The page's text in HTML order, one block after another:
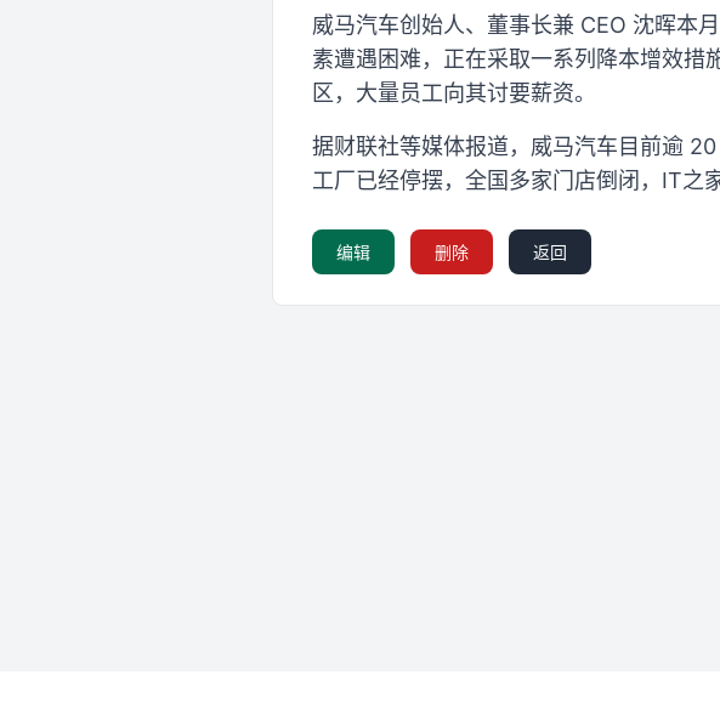
威马汽车创始人、董事长兼 CEO 沈晖本
素遭遇困难，正在采取一系列降本增效措
区，大量员工向其讨要薪资。
据财联社等媒体报道，威马汽车目前逾
工厂已经停摆，全国多家门店倒闭，IT之
编辑 删除 返回